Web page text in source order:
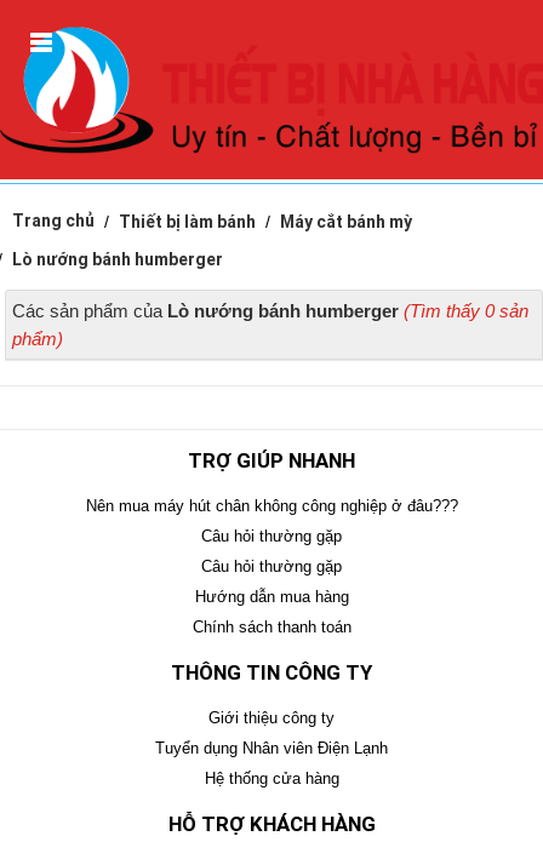
Trang chủ Thiết bị làm bánh
Máy cắt bánh mỳ
Lò nướng bánh humberger
Các sản phẩm của Lò nướng bánh humberger (Tìm thấy 0 sản
phẩm)
TRỢ GIÚP NHANH
Nên mua máy hút chân không công nghiệp ở đâu???
Câu hỏi thường gặp
Câu hỏi thường gặp
Hướng dẫn mua hàng
Chính sách thanh toán
THÔNG TIN CÔNG TY
Giới thiệu công ty
Tuyển dụng Nhân viên Điện Lạnh
Hệ thống cửa hàng
HỖ TRỢ KHÁCH HÀNG